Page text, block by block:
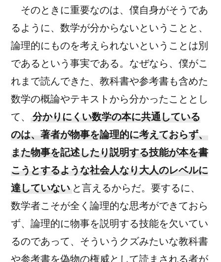
そのときに重要なのは、僕自身がそうであ
るように、数学が分からないということと、
論理的にものを考えられないということは別
であるという事実である。なぜなら、僕がこ
れまで読んできた、教科書や参考書も含めた
数学の概論やテキストから分かったこととし
て、
分かりにくい数学の本に共通している
のは、著者が物事を論理的に考えておらず、
また物事を記述したり説明する技能が本を書
こうとするような社会人なり大人のレベルに
達していない と言えるからだ。要するに、
数学者こそが全く論理的な思考ができておら
ず、論理的に物事を説明する技能を欠いてい
るのであって、そういうクズみたいな教科書
や参考書を偽物の権威として読まされる者が